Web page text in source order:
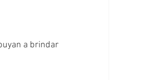
a brindar